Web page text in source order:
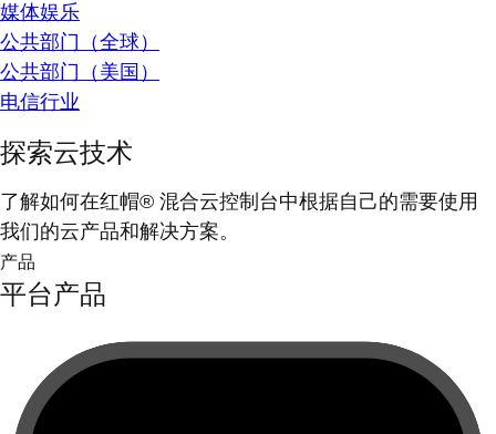
媒体娱乐
公共部门（全球）
公共部门（美国）
电信行业
探索云技术
了解如何在红帽® 混合云控制台中根据自己的需要使用
我们的云产品和解决方案。
产品
平台产品